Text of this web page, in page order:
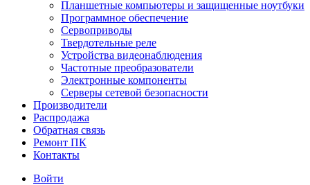
Планшетные компьютеры и защищенные ноутбуки
Программное обеспечение
Сервоприводы
Твердотельные реле
Устройства видеонаблюдения
Частотные преобразователи
Электронные компоненты
Серверы сетевой безопасности
Производители
Распродажа
Обратная связь
Ремонт ПК
Контакты
Войти